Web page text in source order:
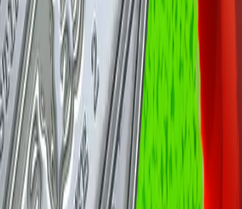
розваг: грай
унікальними
ви підтверджуєте, що виповнилося 18
іграми?